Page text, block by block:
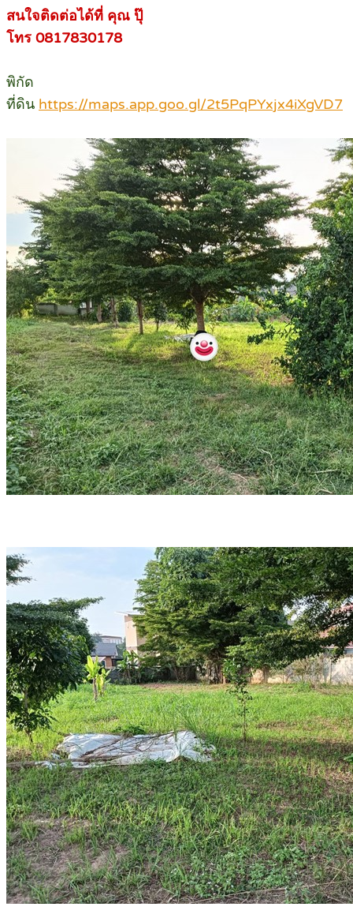
สนใจติดต่อได้ที่ คุณ ปุ๊
โทร 0817830178
พิกัด
ที่ดิน https://maps.app.goo.gl/2t5PqPYxjx4iXgVD7